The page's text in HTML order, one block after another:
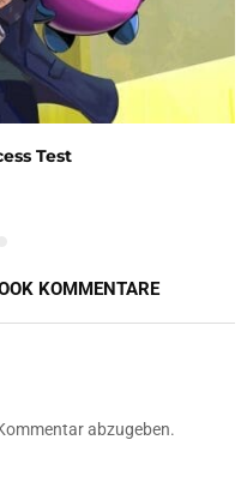
Test
KOMMENTARE
abzugeben.